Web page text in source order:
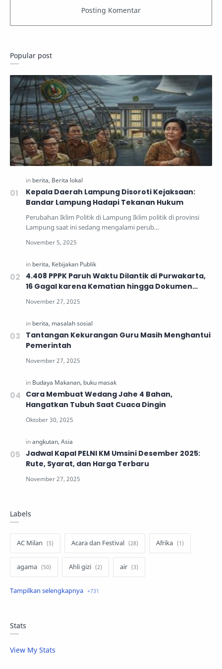
Popular post
Kepala Daerah Lampung Disoroti Kejaksaan:
Bandar Lampung Hadapi Tekanan Hukum
Perubahan Iklim Politik di Lampung Iklim politik di provinsi
Lampung saat ini sedang mengalami perub…
4.408 PPPK Paruh Waktu Dilantik di Purwakarta,
16 Gagal karena Kematian hingga Dokumen
Tidak Lengkap
Tantangan Kekurangan Guru Masih Menghantui
Pemerintah
Cara Membuat Wedang Jahe 4 Bahan,
Hangatkan Tubuh Saat Cuaca Dingin
Jadwal Kapal PELNI KM Umsini Desember 2025:
Rute, Syarat, dan Harga Terbaru
Labels
AC Milan Acara dan Festival Afrika
agama Ahli gizi air
air minum Airbnb
Stats
View My Stats